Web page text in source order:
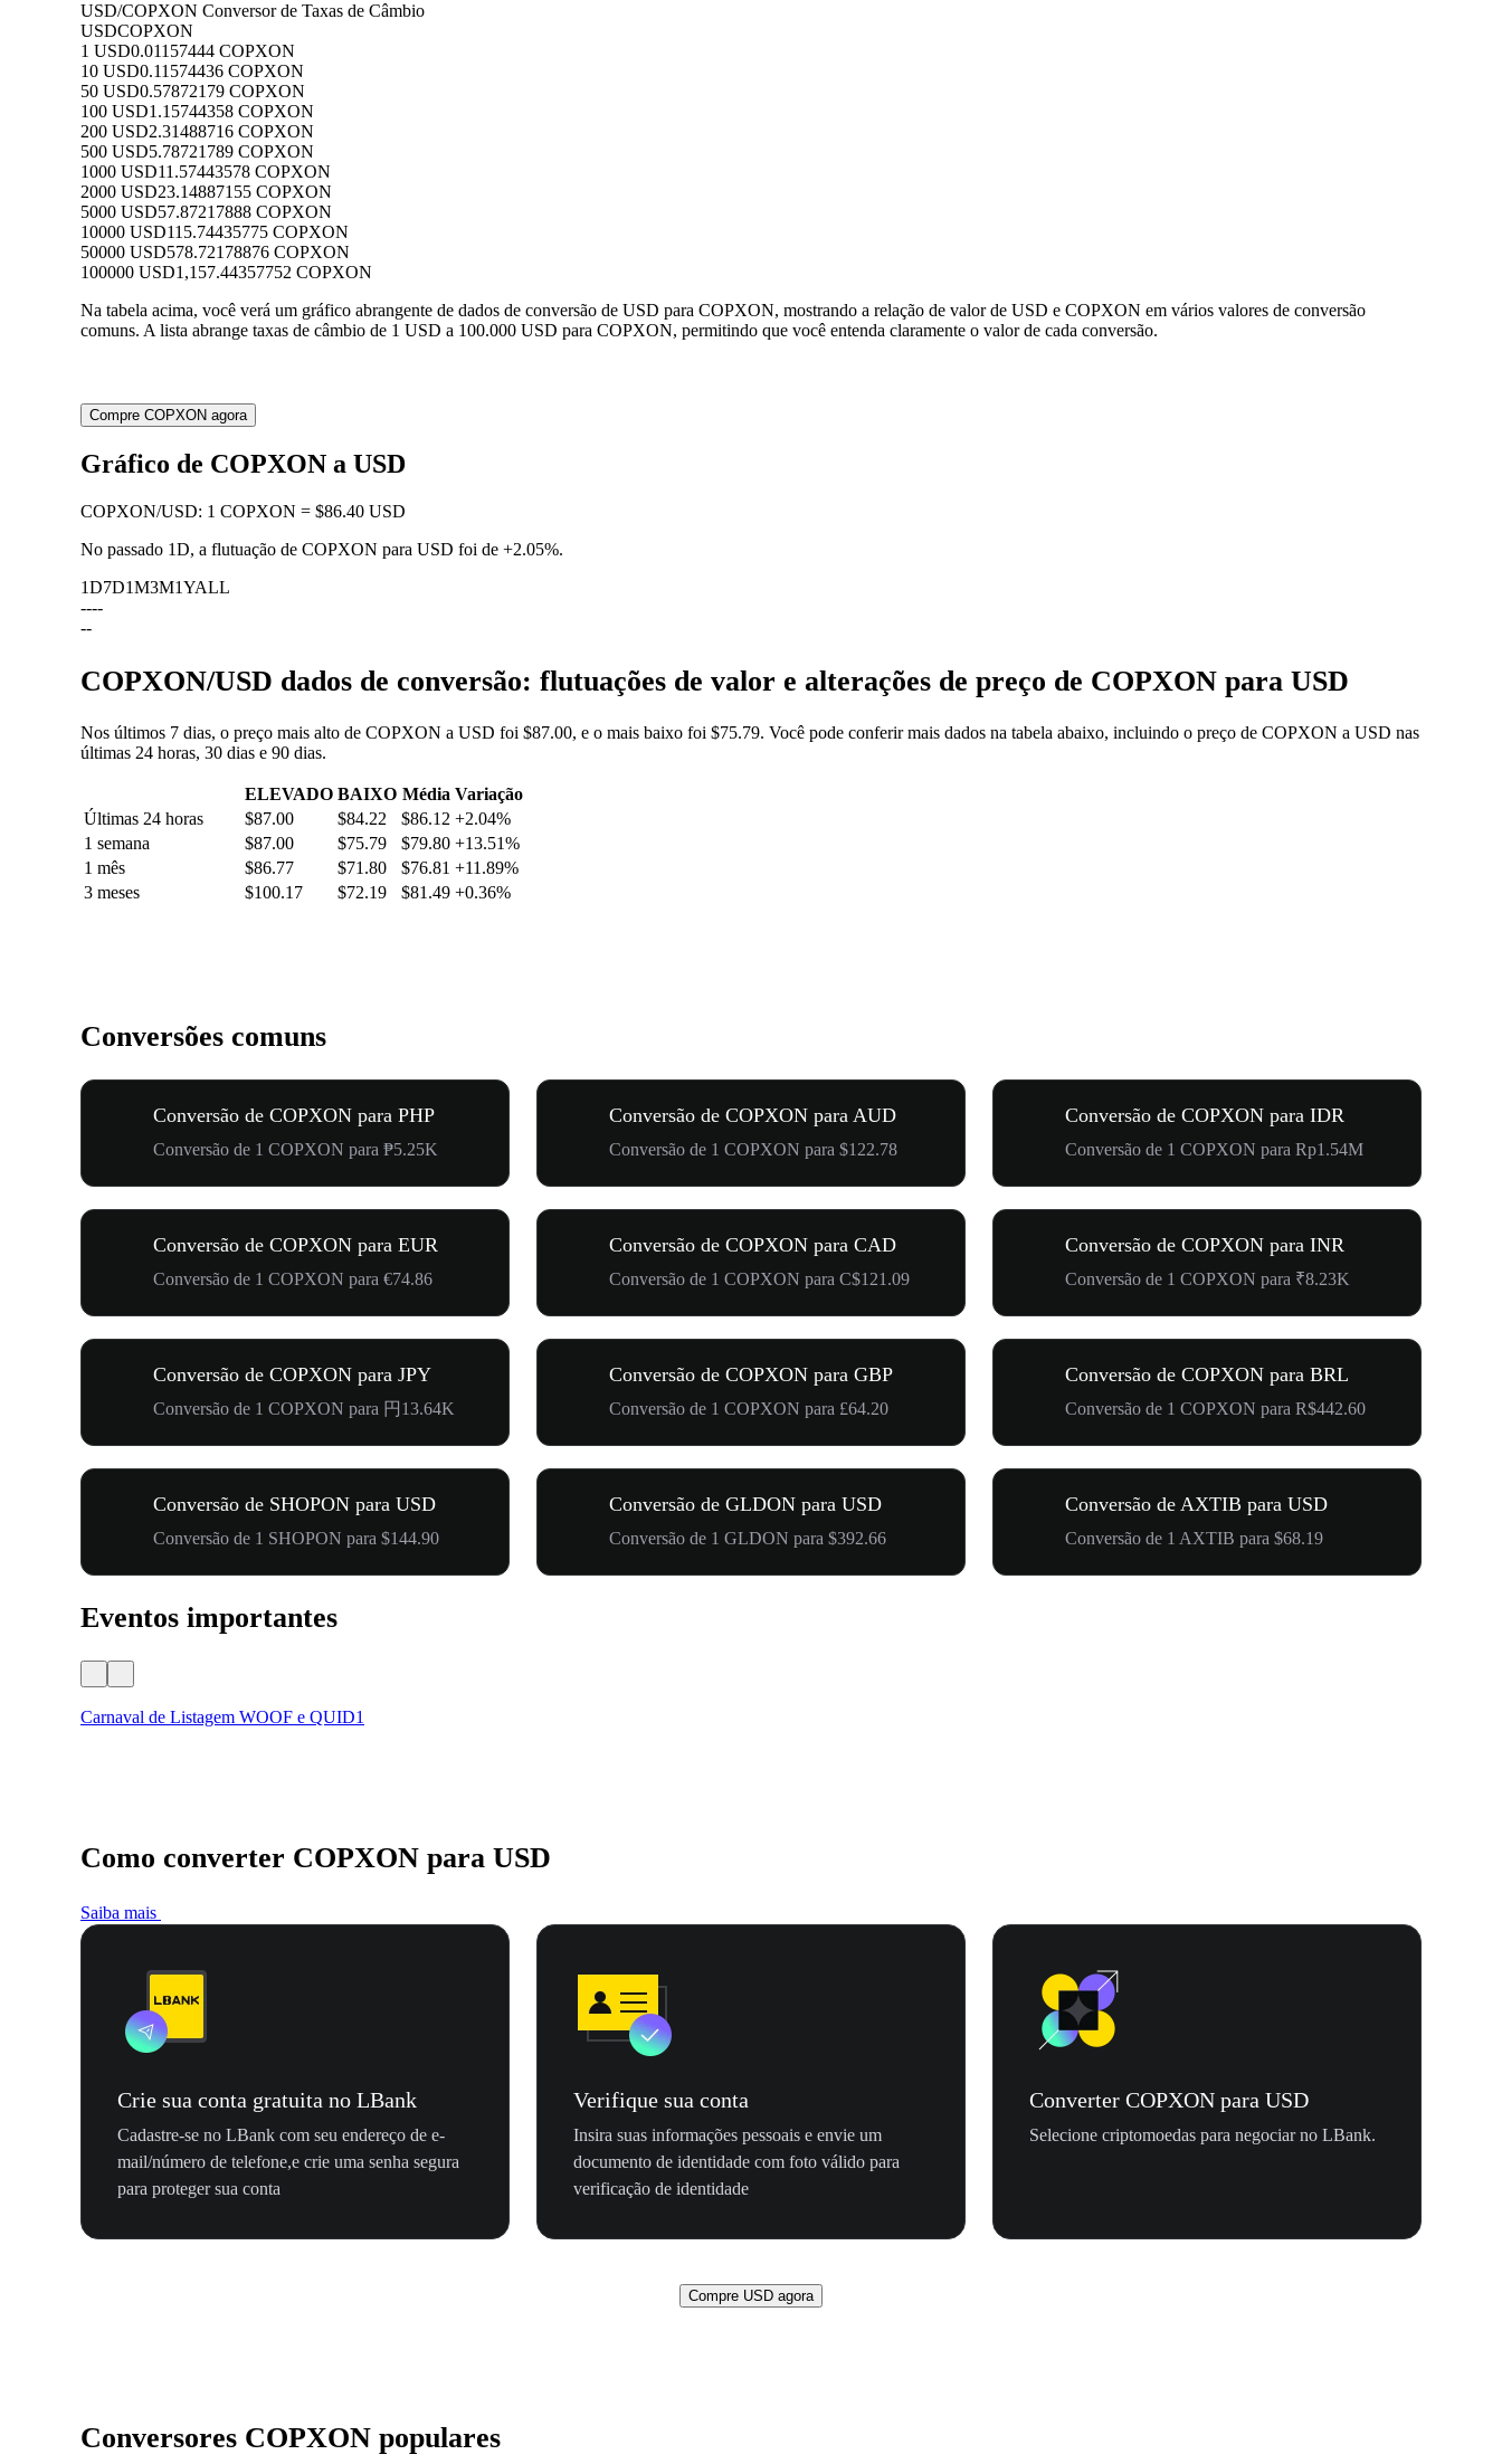
USD/COPXON Conversor de Taxas de Câmbio
USDCOPXON
1 USD0.01157444 COPXON
10 USD0.11574436 COPXON
50 USD0.57872179 COPXON
100 USD1.15744358 COPXON
200 USD2.31488716 COPXON
500 USD5.78721789 COPXON
1000 USD11.57443578 COPXON
2000 USD23.14887155 COPXON
5000 USD57.87217888 COPXON
10000 USD115.74435775 COPXON
50000 USD578.72178876 COPXON
100000 USD1,157.44357752 COPXON
Na tabela acima, você verá um gráfico abrangente de dados de conversão de USD para COPXON, mostrando a relação de valor de USD e COPXON em vários valores de conversão
comuns. A lista abrange taxas de câmbio de 1 USD a 100.000 USD para COPXON, permitindo que você entenda claramente o valor de cada conversão.
Compre COPXON agora
Gráfico de COPXON a USD
COPXON/USD: 1 COPXON = $86.40 USD
No passado 1D, a flutuação de COPXON para USD foi de +2.05%.
1D7D1M3M1YALL
----
--
COPXON/USD dados de conversão: flutuações de valor e alterações de preço de COPXON para USD
Nos últimos 7 dias, o preço mais alto de COPXON a USD foi $87.00, e o mais baixo foi $75.79. Você pode conferir mais dados na tabela abaixo, incluindo o preço de COPXON a USD nas
últimas 24 horas, 30 dias e 90 dias.
ELEVADO BAIXO Média Variação
Últimas 24 horas
$87.00 $84.22 $86.12 +2.04%
1 semana
$87.00 $75.79 $79.80 +13.51%
1 mês
$86.77 $71.80 $76.81 +11.89%
3 meses
$100.17 $72.19 $81.49 +0.36%
Conversões comuns
Conversão de COPXON para PHP
Conversão de 1 COPXON para ₱5.25K
Conversão de COPXON para AUD
Conversão de 1 COPXON para $122.78
Conversão de COPXON para IDR
Conversão de 1 COPXON para Rp1.54M
Conversão de COPXON para EUR
Conversão de 1 COPXON para €74.86
Conversão de COPXON para CAD
Conversão de 1 COPXON para C$121.09
Conversão de COPXON para INR
Conversão de 1 COPXON para ₹8.23K
Conversão de COPXON para JPY
Conversão de 1 COPXON para 円13.64K
Conversão de COPXON para GBP
Conversão de 1 COPXON para £64.20
Conversão de COPXON para BRL
Conversão de 1 COPXON para R$442.60
Conversão de SHOPON para USD
Conversão de 1 SHOPON para $144.90
Conversão de GLDON para USD
Conversão de 1 GLDON para $392.66
Conversão de AXTIB para USD
Conversão de 1 AXTIB para $68.19
Eventos importantes
Carnaval de Listagem WOOF e QUID1
Como converter COPXON para USD
Saiba mais
Crie sua conta gratuita no LBank
Cadastre-se no LBank com seu endereço de e-
mail/número de telefone,e crie uma senha segura
para proteger sua conta
Verifique sua conta
Insira suas informações pessoais e envie um
documento de identidade com foto válido para
verificação de identidade
Converter COPXON para USD
Selecione criptomoedas para negociar no LBank.
Compre USD agora
Conversores COPXON populares